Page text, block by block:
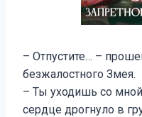
– Отпустите… –
безжалостного Змея.
– Ты уходишь со
сердце дрогнуло в